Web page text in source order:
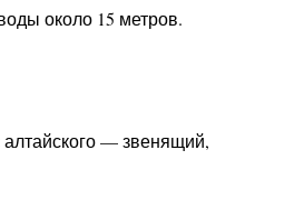
около 15 метров.
алтайского — звенящий,